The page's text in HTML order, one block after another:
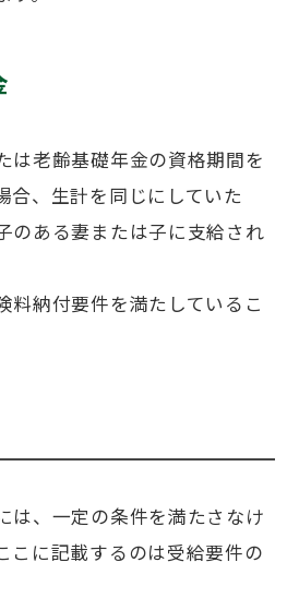
は老齢基礎年金の資格期間を
合、生計を同じにしていた
のある妻または子に支給され
料納付要件を満たしているこ
は、一定の条件を満たさなけ
こに記載するのは受給要件の